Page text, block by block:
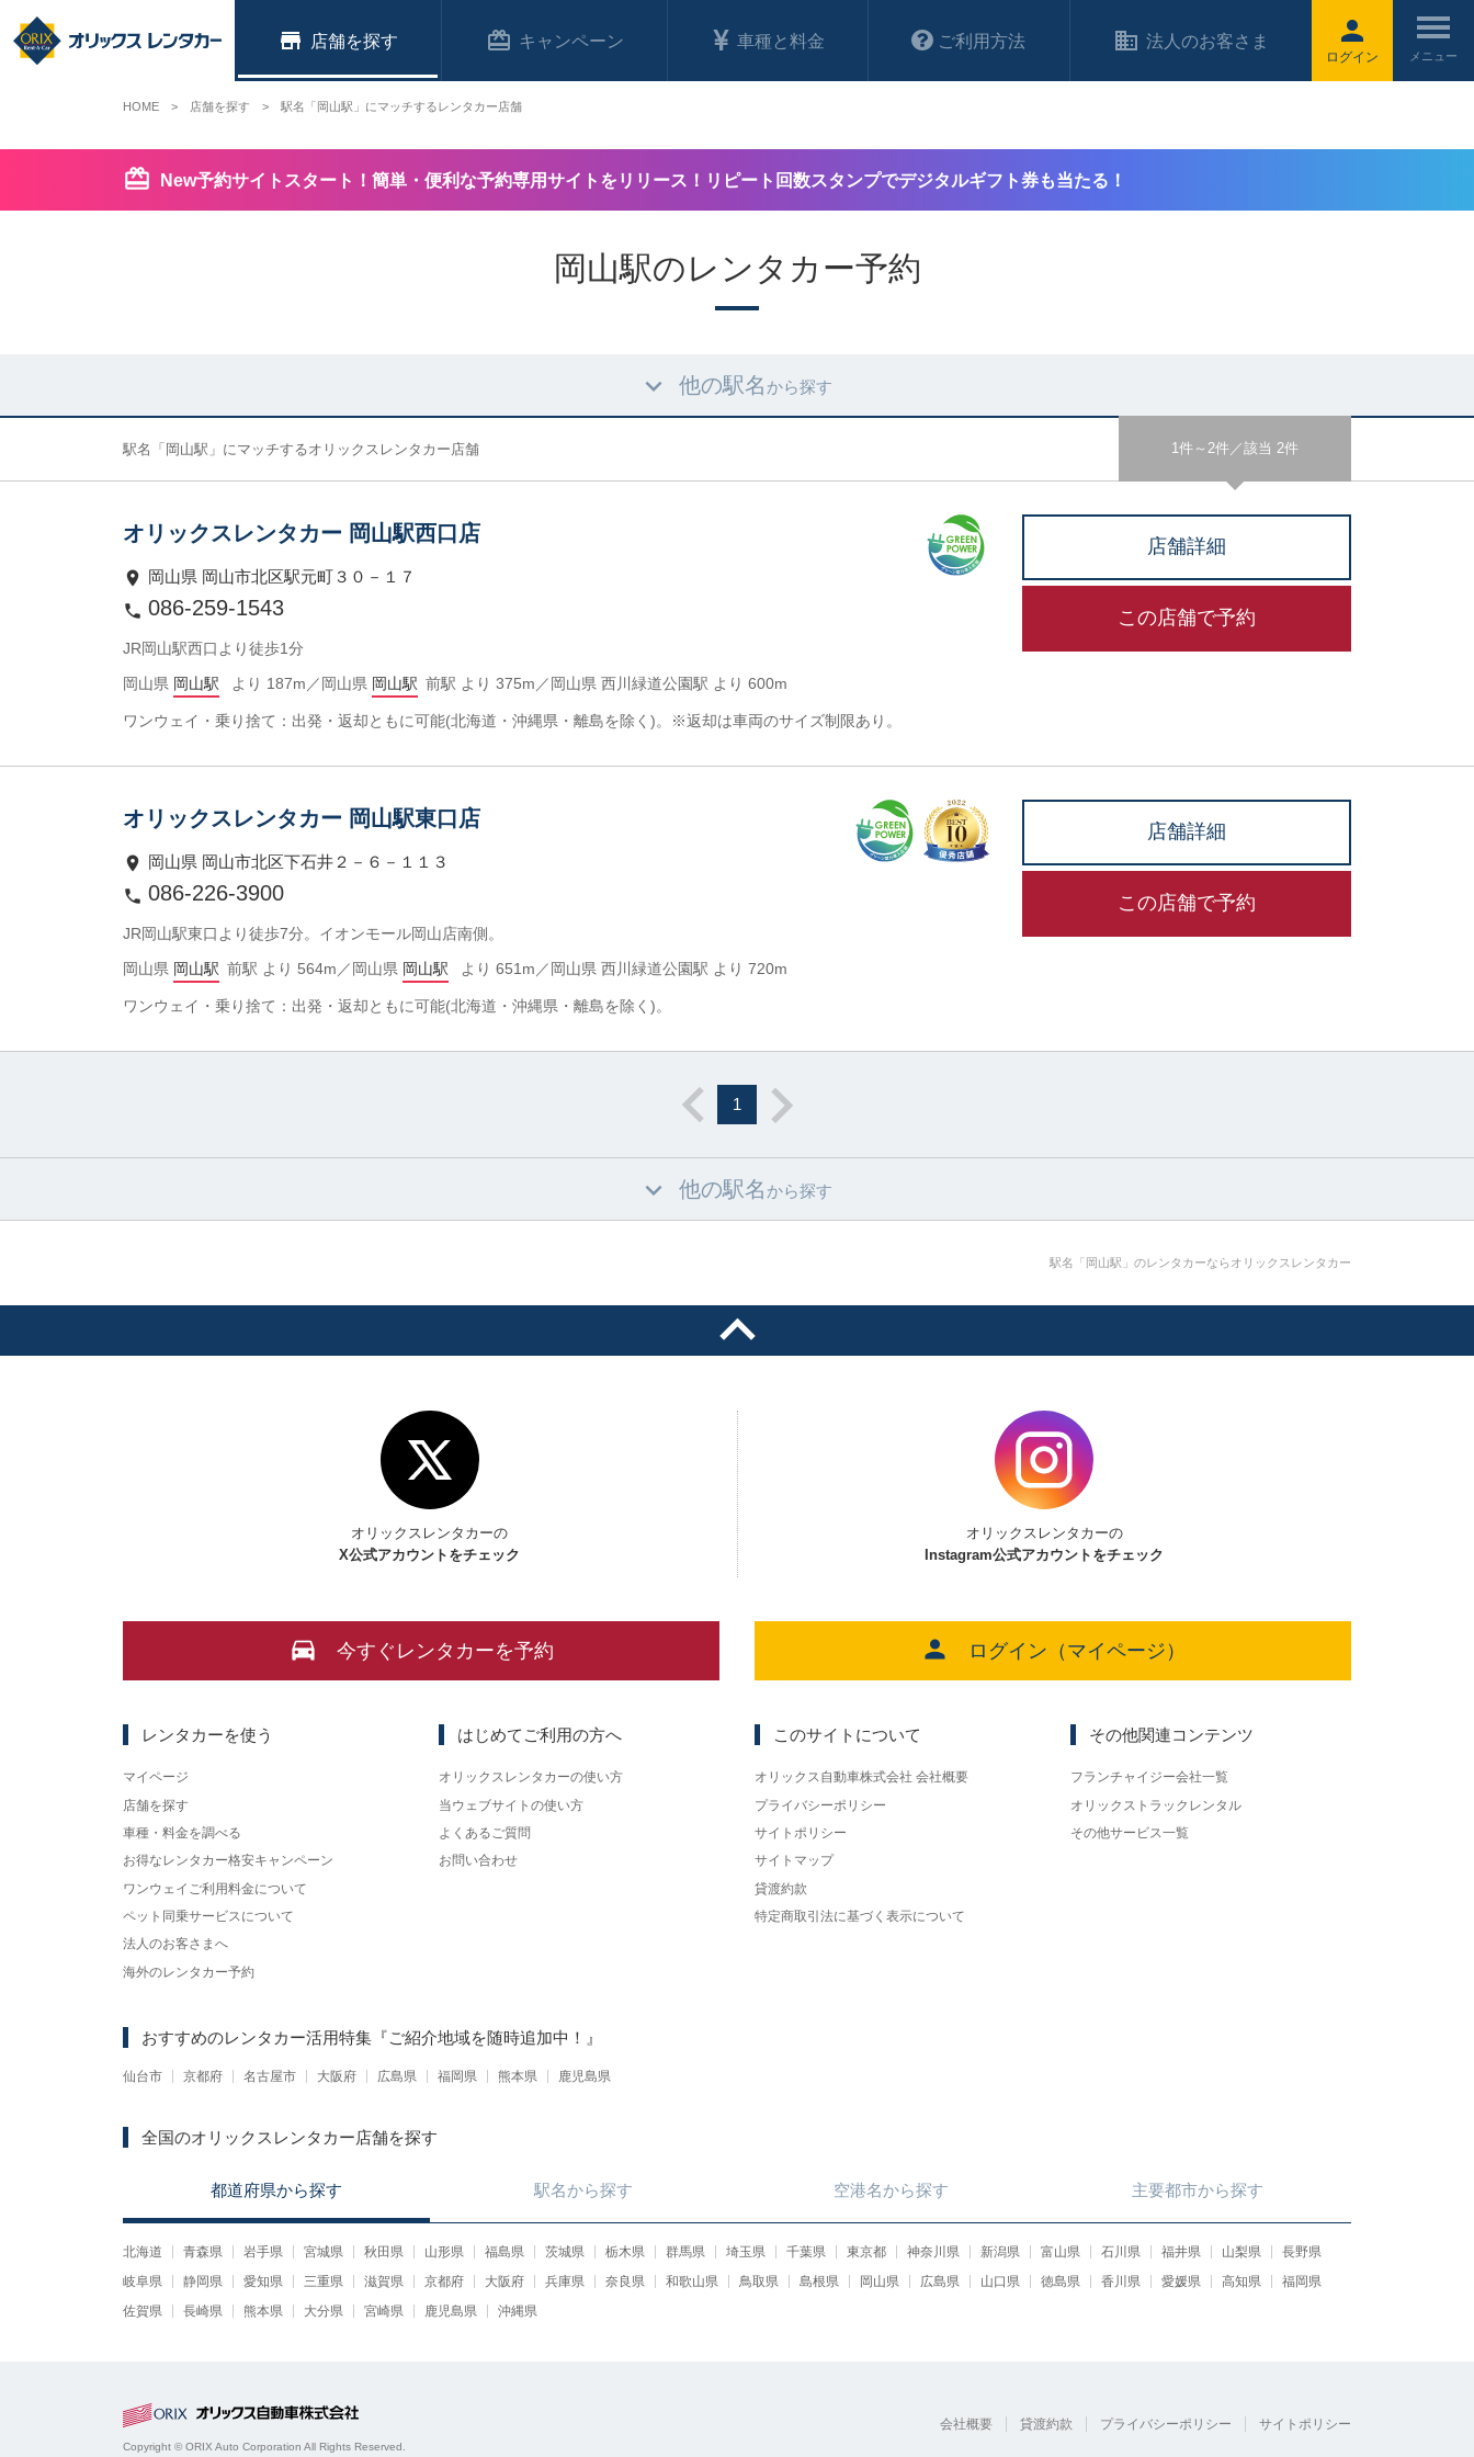
ログイン
店舗 キャンペーン 車種と料金 ご利用方法 法人のお客さま
New予約サイトスタート！簡単・便利な予約専用サイトをリリース！リピート回数スタンプでデジタルギフト券も当たる！
岡山駅のレンタカー予約
他の駅名 から探す
1件～2件／該当 2件
駅名「岡山駅」にマッチするオリックスレンタカー店舗
オリックスレンタカー 岡山駅西口店
岡山県 岡山市北区駅元町３０－１７
086-259-1543
JR岡山駅西口より徒歩1分
岡山県 岡山駅 より 187m／岡山県 岡山駅 前駅 より 375m／岡山県 西川緑道公園駅 より 600m
ワンウェイ・乗り捨て：出発・返却ともに可能(北海道・沖縄県・離島を除く)。※返却は車両のサイズ制限あり。
店舗詳細
この店舗で予約
オリックスレンタカー 岡山駅東口店
岡山県 岡山市北区下石井２－６－１１３
086-226-3900
JR岡山駅東口より徒歩7分。イオンモール岡山店南側。
岡山県 岡山駅 前駅 より 564m／岡山県 岡山駅 より 651m／岡山県 西川緑道公園駅 より 720m
ワンウェイ・乗り捨て：出発・返却ともに可能(北海道・沖縄県・離島を除く)。
店舗詳細
この店舗で予約
1
他の駅名 から探す
駅名「岡山駅」のレンタカーならオリックスレンタカー
HOME 店舗を探す 駅名「岡山駅」にマッチするレンタカー店舗
オリックスレンタカーの
X公式アカウントをチェック
オリックスレンタカーの
Instagram公式アカウントをチェック
今すぐレンタカーを予約 ログイン（マイページ）
レンタカーを使う
マイページ
店舗を探す
車種・料金を調べる
お得なレンタカー格安キャンペーン
ワンウェイご利用料金について
ペット同乗サービスについて
法人のお客さまへ
海外のレンタカー予約
はじめてご利用の方へ
オリックスレンタカーの使い方
当ウェブサイトの使い方
よくあるご質問
お問い合わせ
このサイトについて
オリックス自動車株式会社 会社概要
プライバシーポリシー
サイトポリシー
サイトマップ
貸渡約款
特定商取引法に基づく表示について
その他関連コンテンツ
フランチャイジー会社一覧
オリックストラックレンタル
その他サービス一覧
おすすめのレンタカー活用特集 『ご紹介地域を随時追加中！』
仙台市 京都府 名古屋市 大阪府 広島県 福岡県 熊本県 鹿児島県
全国のオリックスレンタカー店舗を探す
都道府県から探す 駅名から探す 空港名から探す 主要都市から探す
北海道 青森県 岩手県 宮城県 秋田県 山形県 福島県 茨城県 栃木県 群馬県 埼玉県 千葉県 東京都 神奈川県 新潟県 富山県 石川県 福井県 山梨県
長野県
岐阜県
静岡県 愛知県 三重県 滋賀県 京都府 大阪府 兵庫県 奈良県 和歌山県 鳥取県 島根県 岡山県 広島県 山口県 徳島県 香川県 愛媛県 高知県
福岡県
佐賀県
長崎県 熊本県 大分県 宮崎県 鹿児島県 沖縄県
会社概要 貸渡約款 プライバシーポリシー サイトポリシー
Copyright © ORIX Auto Corporation All Rights Reserved.